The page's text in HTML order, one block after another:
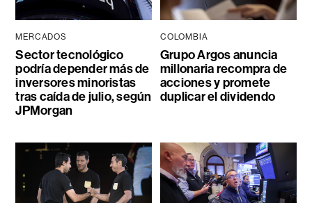
MERCADOS
Sector tecnológico
podría depender más de
inversores minoristas
tras caída de julio, según
JPMorgan
COLOMBIA
Grupo Argos anuncia
millonaria recompra de
acciones y promete
duplicar el dividendo